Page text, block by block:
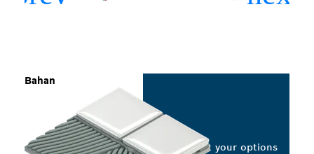
Bahan
Select your options